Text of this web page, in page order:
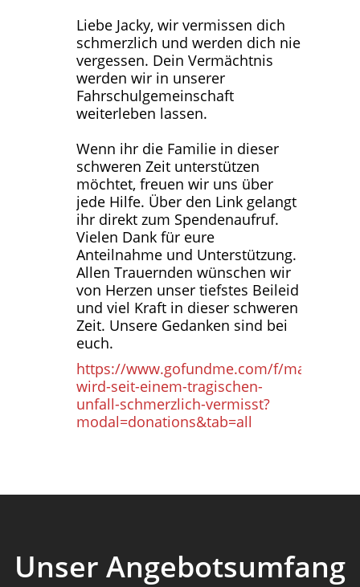
Liebe Jacky, wir vermissen dich
schmerzlich und werden dich nie
vergessen. Dein Vermächtnis
werden wir in unserer
Fahrschulgemeinschaft
weiterleben lassen.
Wenn ihr die Familie in dieser
schweren Zeit unterstützen
möchtet, freuen wir uns über
jede Hilfe. Über den Link gelangt
ihr direkt zum Spendenaufruf.
Vielen Dank für eure
Anteilnahme und Unterstützung.
Allen Trauernden wünschen wir
von Herzen unser tiefstes Beileid
und viel Kraft in dieser schweren
Zeit. Unsere Gedanken sind bei
euch.
https://www.gofundme.com/f/mama-
wird-seit-einem-tragischen-
unfall-schmerzlich-vermisst?
modal=donations&tab=all
Unser Angebotsumfang